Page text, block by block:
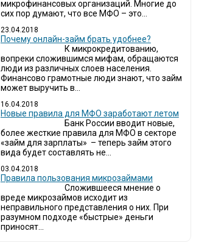
микрофинансовых организаций. Многие до
сих пор думают, что все МФО – это...
23.04.2018
Почему онлайн-займ брать удобнее?
К микрокредитованию,
вопреки сложившимся мифам, обращаются
люди из различных слоев населения.
Финансово грамотные люди знают, что займ
может выручить в...
16.04.2018
Новые правила для МФО заработают летом
Банк России вводит новые,
более жесткие правила для МФО в секторе
«займ для зарплаты» – теперь займ этого
вида будет составлять не...
03.04.2018
​Правила пользования микрозаймами
Сложившееся мнение о
вреде микрозаймов исходит из
неправильного представления о них. При
разумном подходе «быстрые» деньги
приносят...